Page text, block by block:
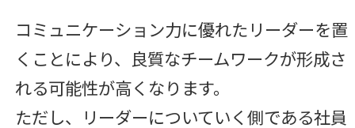
コミュニケーション力に優れたリーダーを置
くことにより、良質なチームワークが形成さ
れる可能性が高くなります。
ただし、リーダーについていく側である社員